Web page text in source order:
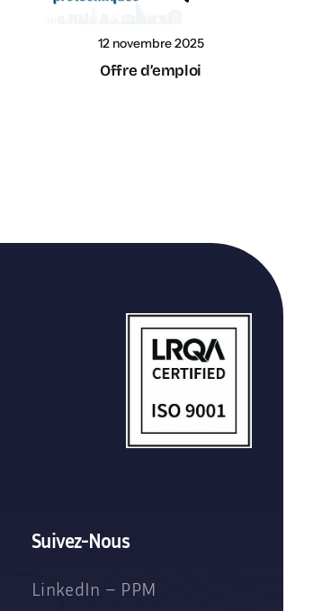
12 novembre 2025
Offre d’emploi
Suivez-Nous
LinkedIn – PPM